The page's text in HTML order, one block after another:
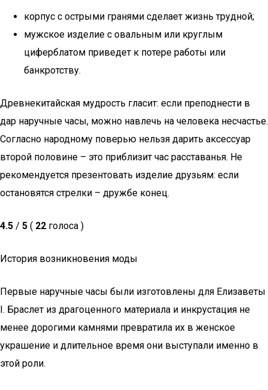
корпус с острыми гранями сделает жизнь трудной;
мужское изделие с овальным или круглым
циферблатом приведет к потере работы или
банкротству.
Древнекитайская мудрость гласит: если преподнести в
дар наручные часы, можно навлечь на человека несчастье.
Согласно народному поверью нельзя дарить аксессуар
второй половине – это приблизит час расставанья. Не
рекомендуется презентовать изделие друзьям: если
остановятся стрелки – дружбе конец.
4.5 / 5 ( 22 голоса )
История возникновения моды
Первые наручные часы были изготовлены для Елизаветы
I. Браслет из драгоценного материала и инкрустация не
менее дорогими камнями превратила их в женское
украшение и длительное время они выступали именно в
этой роли.